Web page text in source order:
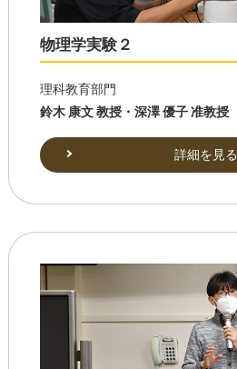
物理学実験２
理科教育部門
鈴木 康文 教授・深澤 優子 准教授
詳細を見る